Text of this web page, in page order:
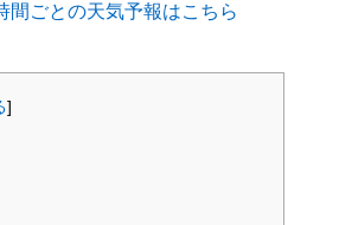
間ごとの天気予報はこちら
]